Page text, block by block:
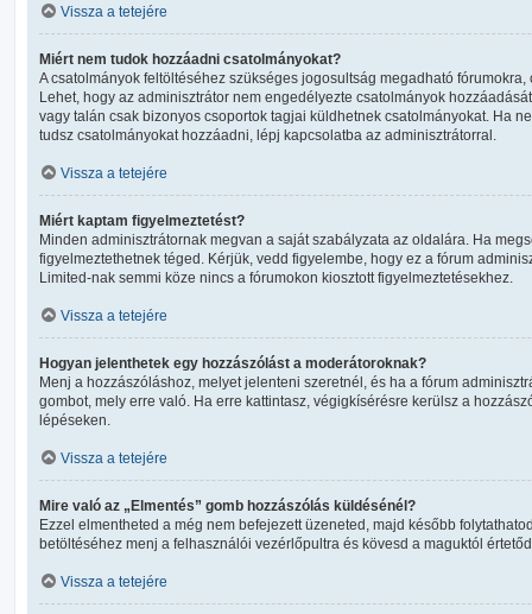
Vissza a tetejére
Miért nem tudok hozzáadni csatolmányokat?
A csatolmányok feltöltéséhez szükséges jogosultság megadható
Lehet, hogy az adminisztrátor nem engedélyezte csatolmányok
vagy talán csak bizonyos csoportok tagjai küldhetnek csatolmányokat. Ha
tudsz csatolmányokat hozzáadni, lépj kapcsolatba az adminisztrátorral.
Vissza a tetejére
Miért kaptam figyelmeztetést?
Minden adminisztrátornak megvan a saját szabályzata az oldalára. Ha
figyelmeztethetnek téged. Kérjük, vedd figyelembe, hogy ez a fórum
Limited-nak semmi köze nincs a fórumokon kiosztott figyelmeztetésekhez.
Vissza a tetejére
Hogyan jelenthetek egy hozzászólást a moderátoroknak?
Menj a hozzászóláshoz, melyet jelenteni szeretnél, és ha a fórum
gombot, mely erre való. Ha erre kattintasz, végigkísérésre kerülsz a
lépéseken.
Vissza a tetejére
Mire való az „Elmentés” gomb hozzászólás küldésénél?
Ezzel elmentheted a még nem befejezett üzeneted, majd később
betöltéséhez menj a felhasználói vezérlőpultra és kövesd a maguktól
Vissza a tetejére